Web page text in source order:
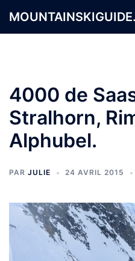
au
4000 de
Stralhorn,
Alphubel.
PAR JULIE 24 AVRIL 2015